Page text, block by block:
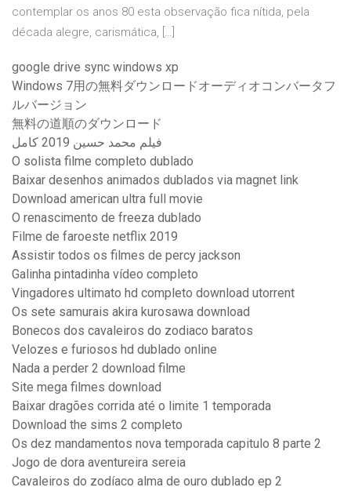
contemplar os anos 80 esta observação fica nítida, pela
década alegre, carismática, […]
google drive sync windows xp
Windows 7用の無料ダウンロードオーディオコンバータフ
ルバージョン
無料の道順のダウンロード
فيلم محمد حسين 2019 كامل
O solista filme completo dublado
Baixar desenhos animados dublados via magnet link
Download american ultra full movie
O renascimento de freeza dublado
Filme de faroeste netflix 2019
Assistir todos os filmes de percy jackson
Galinha pintadinha vídeo completo
Vingadores ultimato hd completo download utorrent
Os sete samurais akira kurosawa download
Bonecos dos cavaleiros do zodiaco baratos
Velozes e furiosos hd dublado online
Nada a perder 2 download filme
Site mega filmes download
Baixar dragões corrida até o limite 1 temporada
Download the sims 2 completo
Os dez mandamentos nova temporada capitulo 8 parte 2
Jogo de dora aventureira sereia
Cavaleiros do zodíaco alma de ouro dublado ep 2